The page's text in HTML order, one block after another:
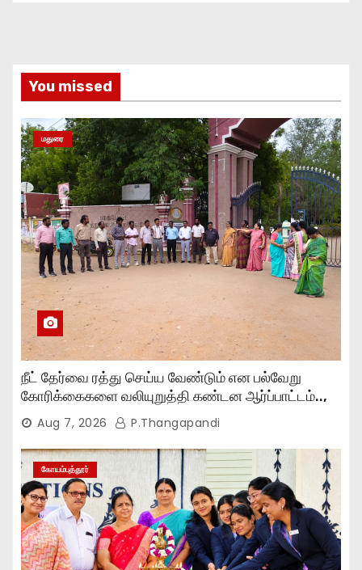
You missed
மதுரை
நீட் தேர்வை ரத்து செய்ய வேண்டும் என பல்வேறு
கோரிக்கைகளை வலியுறுத்தி கண்டன ஆர்ப்பாட்டம்..,
Aug 7, 2026 P.Thangapandi
கோயம்புத்தூர்